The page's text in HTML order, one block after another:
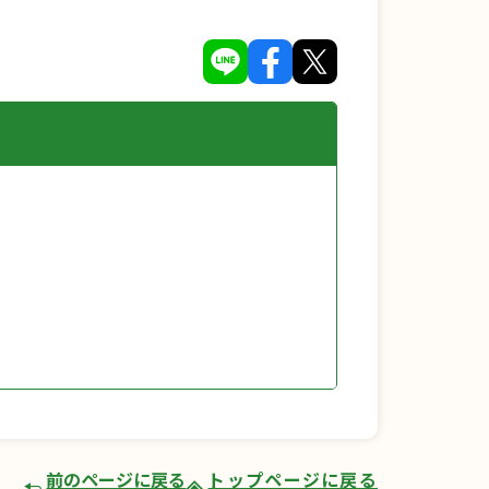
前のページに戻る トップページに戻る